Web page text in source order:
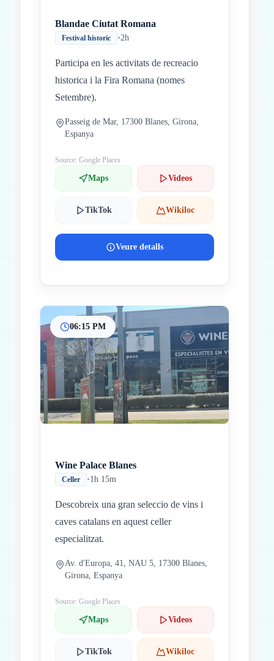
Blandae Ciutat Romana
Festival historic •2h
Participa en les activitats de recreacio
historica i la Fira Romana (nomes
Setembre).
Passeig de Mar, 17300 Blanes, Girona,
Espanya
Source: Google Places
Maps Videos
TikTok Wikiloc
Veure detalls
06:15 PM
Wine Palace Blanes
Celler •1h 15m
Descobreix una gran seleccio de vins i
caves catalans en aquest celler
especialitzat.
Av. d'Europa, 41, NAU 5, 17300 Blanes,
Girona, Espanya
Source: Google Places
Maps Videos
TikTok Wikiloc